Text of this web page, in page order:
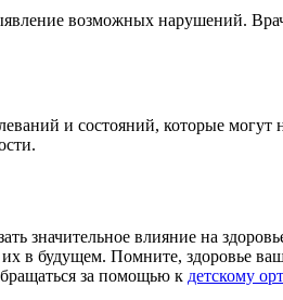
возможных нарушений.
и состояний, которые могут
значительное влияние на
в будущем. Помните, здоровье
за помощью к детскому